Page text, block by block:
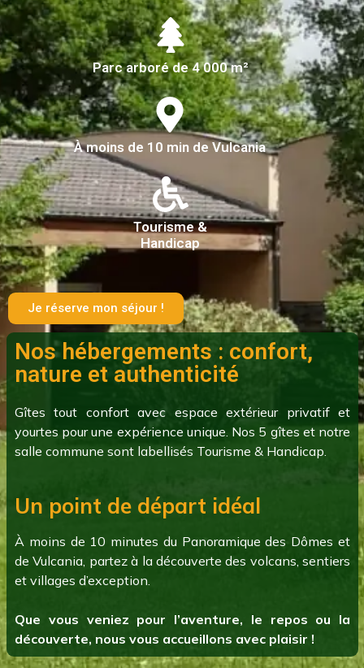
Parc arboré de 4 000 m²
À moins de 10 min de Vulcania
Tourisme &
Handicap
Je réserve mon séjour !
Nos hébergements : confort,
nature et authenticité
Gîtes tout confort avec espace extérieur privatif et
yourtes pour une expérience unique. Nos 5 gîtes et notre
salle commune sont labellisés Tourisme & Handicap.
Un point de départ idéal
À moins de 10 minutes du Panoramique des Dômes et
de Vulcania, partez à la découverte des volcans, sentiers
et villages d’exception.
Que vous veniez pour l’aventure, le repos ou la
découverte, nous vous accueillons avec plaisir !